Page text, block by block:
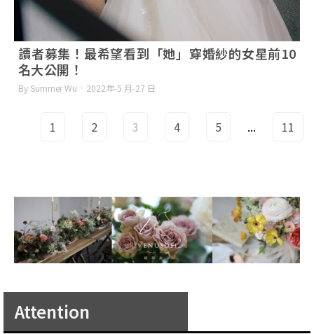
讀者募集！最希望看到「她」穿婚紗的女星前10
名大公開！
By Summer Wu 2022年-5 月-27 日
1 2 3 4 5 ... 11
Attention